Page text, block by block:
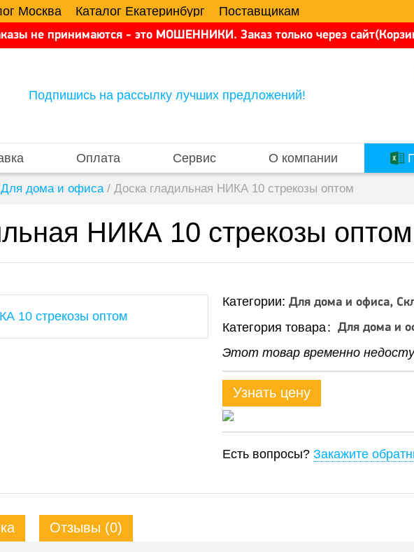
Москва Каталог Екатеринбург Поставщикам
не принимаются - это МОШЕННИКИ. Заказ только через
Подпишись на рассылку лучших предложений!
Оплата Сервис О компании
Для дома и офиса / Доска гладильная НИКА 10 стрекозы оптом
НИКА 10 стрекозы оптом
Категории: Для дома и офиса
Категория товара Для дома и
Этот товар временно
Узнать цену
Есть вопросы? Закажите
Отзывы (0)